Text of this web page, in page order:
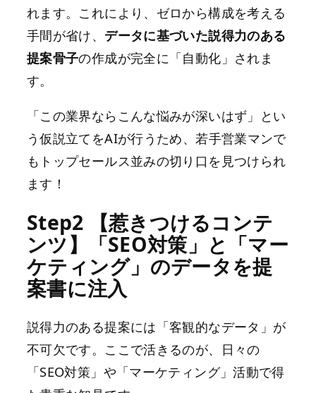
れます。これにより、ゼロから構成を考える
手間が省け、 データに基づいた説得力のある
提案骨子の作成が完全に「自動化」されま
す。
「この業界ならこんな悩みが深いはず」とい
う仮説立てをAIが行うため、若手営業マンで
もトップセールス並みの切り口を見つけられ
ます！
Step2 【惹きつけるコンテ
ンツ】「SEO対策」と「マー
ケティング」のデータを提
案書に注入
説得力のある提案には「客観的なデータ」が
不可欠です。ここで活きるのが、日々の
「SEO対策」や「マーケティング」活動で得